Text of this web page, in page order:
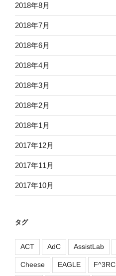
2018年8月
2018年7月
2018年6月
2018年4月
2018年3月
2018年2月
2018年1月
2017年12月
2017年11月
2017年10月
タグ
ACT AdC AssistLab
Cheese EAGLE F^3RC